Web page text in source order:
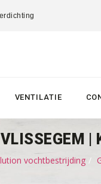
VENTILATIE
|
vochtbestrijding